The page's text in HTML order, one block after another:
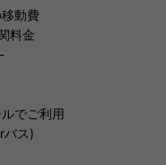
動費
料金
でご利用
ス)